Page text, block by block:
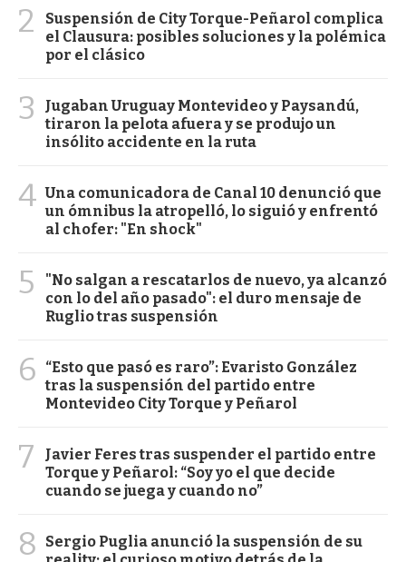
2
Suspensión de City Torque-Peñarol complica
el Clausura: posibles soluciones y la polémica
por el clásico
3
Jugaban Uruguay Montevideo y Paysandú,
tiraron la pelota afuera y se produjo un
insólito accidente en la ruta
4 Una comunicadora de Canal 10 denunció que
un ómnibus la atropelló, lo siguió y enfrentó
al chofer: "En shock"
5
"No salgan a rescatarlos de nuevo, ya alcanzó
con lo del año pasado": el duro mensaje de
Ruglio tras suspensión
6
“Esto que pasó es raro”: Evaristo González
tras la suspensión del partido entre
Montevideo City Torque y Peñarol
7
Javier Feres tras suspender el partido entre
Torque y Peñarol: “Soy yo el que decide
cuando se juega y cuando no”
8
Sergio Puglia anunció la suspensión de su